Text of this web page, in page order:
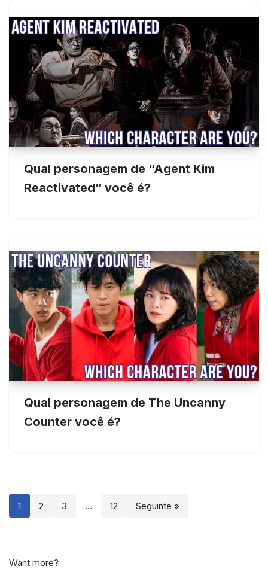
Qual personagem de “Agent Kim
Reactivated” você é?
Qual personagem de The Uncanny
Counter você é?
1 2 3 … 12 Seguinte »
Want more?